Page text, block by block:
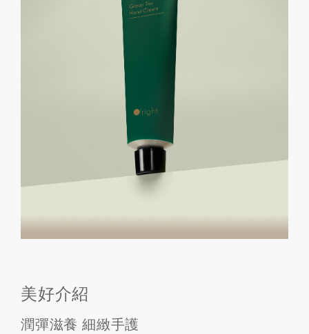
美好介紹
潤彈滋養 細緻手護